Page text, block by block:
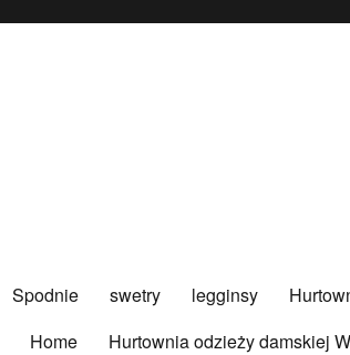
Spodnie swetry legginsy
Home
Hurtownia odzieży damskiej